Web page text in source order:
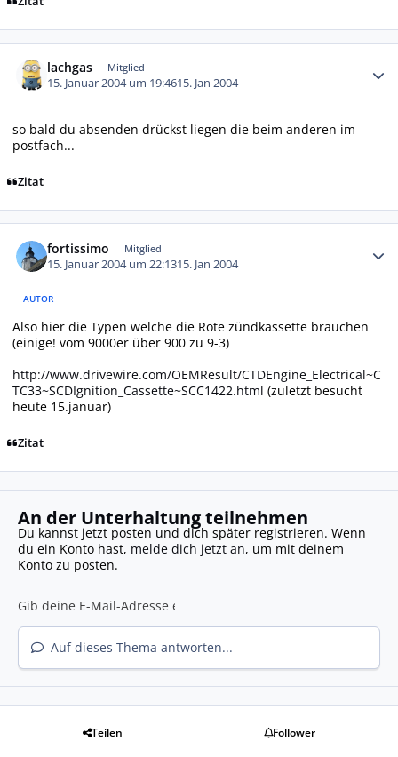
lachgas Mitglied
15. Januar 2004 um 19:4615. Jan 2004
so bald du absenden drückst liegen die beim anderen im
postfach...
Zitat
fortissimo Mitglied
15. Januar 2004 um 22:1315. Jan 2004
AUTOR
Also hier die Typen welche die Rote zündkassette brauchen
(einige! vom 9000er über 900 zu 9-3)
http://www.drivewire.com/OEMResult/CTDEngine_Electrical~C
TC33~SCDIgnition_Cassette~SCC1422.html (zuletzt besucht
heute 15.januar)
Zitat
An der Unterhaltung teilnehmen
Du kannst jetzt posten und dich später registrieren. Wenn
du ein Konto hast, melde dich jetzt an, um mit deinem
Konto zu posten.
Auf dieses Thema antworten...
Teilen Follower